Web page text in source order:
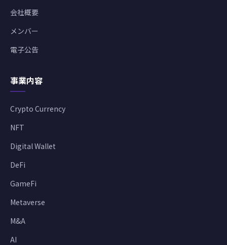
会社概要
メンバー
電子公告
事業内容
Crypto Currency
NFT
Digital Wallet
DeFi
GameFi
Metaverse
M&A
AI